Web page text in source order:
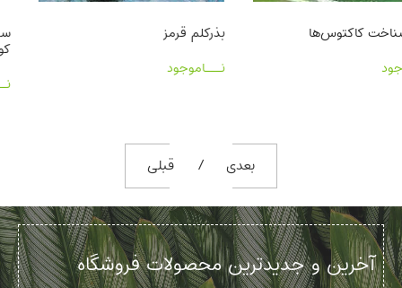
بذرکلم قرمز
نـــاموجود
کتاب شناخت کاکتوس‌ها
نـــاموجود
قبلی بعدی
آخرین و جدیدترین محصولات فروشگاه